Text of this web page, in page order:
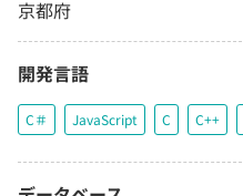
京都府
開発言語
C＃ JavaScript C C++